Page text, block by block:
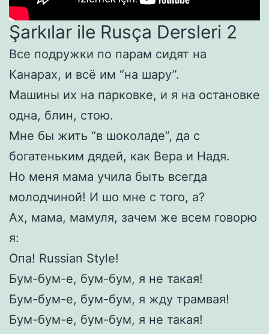
Şarkılar ile Rusça Dersleri 2
Все подружки по парам сидят на
Канарах, и всё им “на шару”.
Машины их на парковке, и я на остановке
одна, блин, стою.
Мне бы жить “в шоколаде”, да с
богатеньким дядей, как Вера и Надя.
Но меня мама учила быть всегда
молодчиной! И шо мне с того, а?
Ах, мама, мамуля, зачем же всем говорю
я:
Опа! Russian Style!
Бум-бум-е, бум-бум, я не такая!
Бум-бум-е, бум-бум, я жду трамвая!
Бум-бум-е, бум-бум, я не такая!